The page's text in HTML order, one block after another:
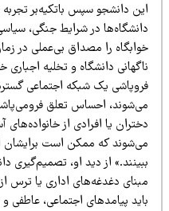
دانشجو سپس باتکیه‌بر تجربه
در شرایط جنگی، سیاسی یا
را مصداق بی‌عملی در زمان
دانشگاه و تخلیه اجباری
یک شبکه اجتماعی گسترده
احساس تعلق فرومی‌پاشد، و
یا افرادی از خانواده‌های
که ممکن است برایشان امن
از دید او، تصمیم‌گیری
دغدغه‌های اداری یا ترس از
پیامدهای اجتماعی، عاطفی و